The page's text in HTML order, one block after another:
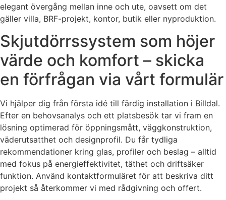
elegant övergång mellan inne och ute, oavsett om det
gäller villa, BRF-projekt, kontor, butik eller nyproduktion.
Skjutdörrssystem som höjer
värde och komfort – skicka
en förfrågan via vårt formulär
Vi hjälper dig från första idé till färdig installation i Billdal.
Efter en behovsanalys och ett platsbesök tar vi fram en
lösning optimerad för öppningsmått, väggkonstruktion,
väderutsatthet och designprofil. Du får tydliga
rekommendationer kring glas, profiler och beslag – alltid
med fokus på energieffektivitet, täthet och driftsäker
funktion. Använd kontaktformuläret för att beskriva ditt
projekt så återkommer vi med rådgivning och offert.